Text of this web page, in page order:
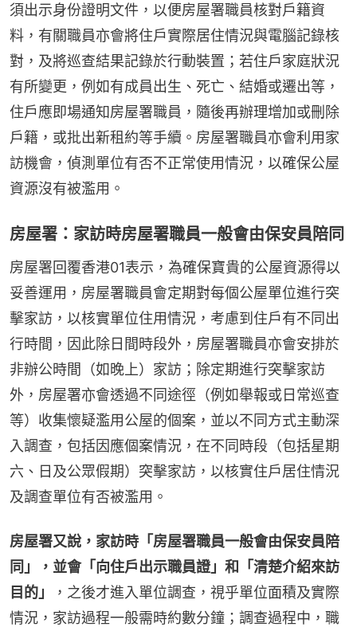
須出示身份證明文件，以便房屋署職員核對戶籍資
料，有關職員亦會將住戶實際居住情況與電腦記錄核
對，及將巡查結果記錄於行動裝置；若住戶家庭狀況
有所變更，例如有成員出生、死亡、結婚或遷出等，
住戶應即場通知房屋署職員，隨後再辦理增加或刪除
戶籍，或批出新租約等手續。房屋署職員亦會利用家
訪機會，偵測單位有否不正常使用情況，以確保公屋
資源沒有被濫用。
房屋署：家訪時房屋署職員一般會由保安員陪同
房屋署回覆香港01表示，為確保寶貴的公屋資源得以
妥善運用，房屋署職員會定期對每個公屋單位進行突
擊家訪，以核實單位住用情況，考慮到住戶有不同出
行時間，因此除日間時段外，房屋署職員亦會安排於
非辦公時間（如晚上）家訪；除定期進行突擊家訪
外，房屋署亦會透過不同途徑（例如舉報或日常巡查
等）收集懷疑濫用公屋的個案，並以不同方式主動深
入調查，包括因應個案情況，在不同時段（包括星期
六、日及公眾假期）突擊家訪，以核實住戶居住情況
及調查單位有否被濫用。
房屋署又說，家訪時「房屋署職員一般會由保安員陪
同」，並會「向住戶出示職員證」和「清楚介紹來訪
目的」
，之後才進入單位調查，視乎單位面積及實際
情況，家訪過程一般需時約數分鐘；調查過程中，職